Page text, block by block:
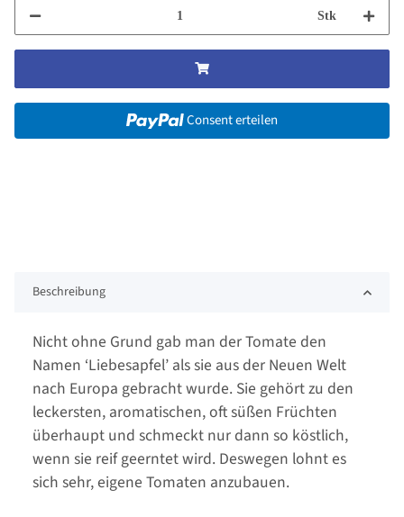
Stk
Consent erteilen
Beschreibung
Nicht ohne Grund gab man der Tomate den
Namen ‘Liebesapfel’ als sie aus der Neuen Welt
nach Europa gebracht wurde. Sie gehört zu den
leckersten, aromatischen, oft süßen Früchten
überhaupt und schmeckt nur dann so köstlich,
wenn sie reif geerntet wird. Deswegen lohnt es
sich sehr, eigene Tomaten anzubauen.